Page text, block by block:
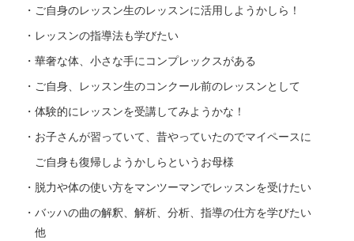
・ご自身のレッスン生のレッスンに活用しようかしら！
・レッスンの指導法も学びたい
・華奢な体、小さな手にコンプレックスがある
・ご自身、レッスン生のコンクール前のレッスンとして
・体験的にレッスンを受講してみようかな！
・お子さんが習っていて、昔やっていたのでマイペースに
ご自身も復帰しようかしらというお母様
・脱力や体の使い方をマンツーマンでレッスンを受けたい
・バッハの曲の解釈、解析、分析、指導の仕方を学びたい
他